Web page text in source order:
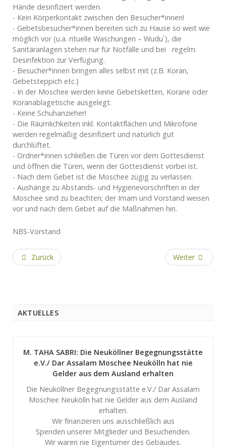
Hände desinfiziert werden.
- Kein Körperkontakt zwischen den Besucher*innen!
- Gebetsbesucher*innen bereiten sich zu Hause so weit wie
möglich vor (u.a. rituelle Waschungen – Wudu`), die
Sanitäranlagen stehen nur für Notfälle und bei regelm.
Desinfektion zur Verfügung.
- Besucher*innen bringen alles selbst mit (z.B. Koran,
Gebetsteppich etc.)
- In der Moschee werden keine Gebetsketten, Korane oder
Koranablagetische ausgelegt.
- Keine Schuhanzieher!
- Die Räumlichkeiten inkl. Kontaktflächen und Mikrofone
werden regelmäßig desinfiziert und natürlich gut
durchlüftet.
- Ordner*innen schließen die Türen vor dem Gottesdienst
und öffnen die Türen, wenn der Gottesdienst vorbei ist.
- Nach dem Gebet ist die Moschee zügig zu verlassen.
- Aushänge zu Abstands- und Hygienevorschriften in der
Moschee sind zu beachten; der Imam und Vorstand weisen
vor und nach dem Gebet auf die Maßnahmen hin.
NBS-Vorstand
Zurück Weiter
AKTUELLES
M. TAHA SABRI: Die Neuköllner Begegnungsstätte
e.V./ Dar Assalam Moschee Neukölln hat nie
Gelder aus dem Ausland erhalten
Die Neuköllner Begegnungsstätte e.V./ Dar Assalam
Moschee Neukölln hat nie Gelder aus dem Ausland
erhalten.
Wir finanzieren uns ausschließlich aus
Spenden unserer Mitglieder und Besuchenden.
Wir waren nie Eigentümer des Gebäudes.